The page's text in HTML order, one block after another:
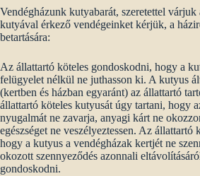
Vendégházunk kutyabarát, szeretettel
kutyával érkező vendégeinket kérjük, a
betartására:
Az állattartó köteles gondoskodni, hogy a
felügyelet nélkül ne juthasson ki. A kutyus
(kertben és házban egyaránt) az állattartó
állattartó köteles kutyusát úgy tartani, hogy
nyugalmát ne zavarja, anyagi kárt ne
egészséget ne veszélyeztessen. Az
hogy a kutyus a vendégházak kertjét ne
okozott szennyeződés azonnali
gondoskodni.